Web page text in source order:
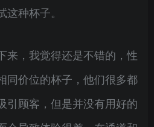
种杯子。
来，我觉得还是不错的，性
同价位的杯子，他们很多都
引顾客，但是并没有用好的